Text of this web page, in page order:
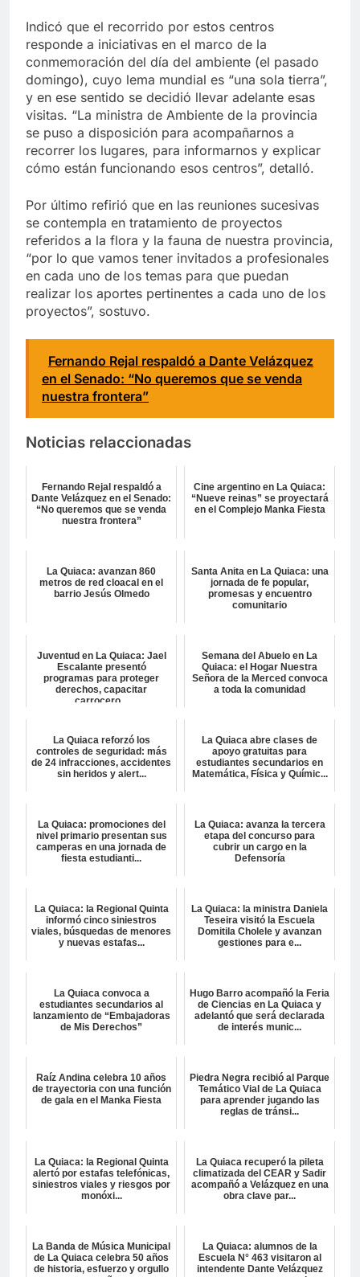
Indicó que el recorrido por estos centros
responde a iniciativas en el marco de la
conmemoración del día del ambiente (el pasado
domingo), cuyo lema mundial es “una sola tierra”,
y en ese sentido se decidió llevar adelante esas
visitas. “La ministra de Ambiente de la provincia
se puso a disposición para acompañarnos a
recorrer los lugares, para informarnos y explicar
cómo están funcionando esos centros”, detalló.
Por último refirió que en las reuniones sucesivas
se contempla en tratamiento de proyectos
referidos a la flora y la fauna de nuestra provincia,
“por lo que vamos tener invitados a profesionales
en cada uno de los temas para que puedan
realizar los aportes pertinentes a cada uno de los
proyectos”, sostuvo.
Fernando Rejal respaldó a Dante Velázquez
en el Senado: “No queremos que se venda
nuestra frontera”
Noticias relaccionadas
Fernando Rejal respaldó a
Dante Velázquez en el Senado:
“No queremos que se venda
nuestra frontera”
Cine argentino en La Quiaca:
“Nueve reinas” se proyectará
en el Complejo Manka Fiesta
La Quiaca: avanzan 860
metros de red cloacal en el
barrio Jesús Olmedo
Santa Anita en La Quiaca: una
jornada de fe popular,
promesas y encuentro
comunitario
Juventud en La Quiaca: Jael
Escalante presentó
programas para proteger
derechos, capacitar
carrocero...
Semana del Abuelo en La
Quiaca: el Hogar Nuestra
Señora de la Merced convoca
a toda la comunidad
La Quiaca reforzó los
controles de seguridad: más
de 24 infracciones, accidentes
sin heridos y alert...
La Quiaca abre clases de
apoyo gratuitas para
estudiantes secundarios en
Matemática, Física y Químic...
La Quiaca: promociones del
nivel primario presentan sus
camperas en una jornada de
fiesta estudianti...
La Quiaca: avanza la tercera
etapa del concurso para
cubrir un cargo en la
Defensoría
La Quiaca: la Regional Quinta
informó cinco siniestros
viales, búsquedas de menores
y nuevas estafas...
La Quiaca: la ministra Daniela
Teseira visitó la Escuela
Domitila Cholele y avanzan
gestiones para e...
La Quiaca convoca a
estudiantes secundarios al
lanzamiento de “Embajadoras
de Mis Derechos”
Hugo Barro acompañó la Feria
de Ciencias en La Quiaca y
adelantó que será declarada
de interés munic...
Raíz Andina celebra 10 años
de trayectoria con una función
de gala en el Manka Fiesta
Piedra Negra recibió al Parque
Temático Vial de La Quiaca
para aprender jugando las
reglas de tránsi...
La Quiaca: la Regional Quinta
alertó por estafas telefónicas,
siniestros viales y riesgos por
monóxi...
La Quiaca recuperó la pileta
climatizada del CEAR y Sadir
acompañó a Velázquez en una
obra clave par...
La Banda de Música Municipal
de La Quiaca celebra 50 años
de historia, esfuerzo y orgullo
La Quiaca: alumnos de la
Escuela N° 463 visitaron al
intendente Dante Velázquez